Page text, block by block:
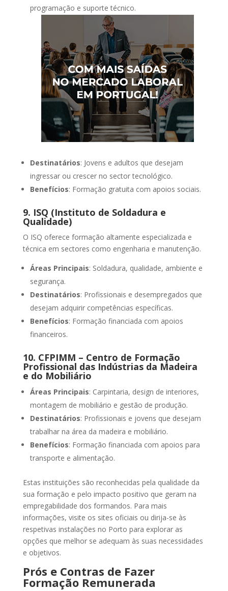
programação e suporte técnico.
Destinatários: Jovens e adultos que desejam
ingressar ou crescer no sector tecnológico.
Benefícios: Formação gratuita com apoios sociais.
9. ISQ (Instituto de Soldadura e
Qualidade)
O ISQ oferece formação altamente especializada e
técnica em sectores como engenharia e manutenção.
Áreas Principais: Soldadura, qualidade, ambiente e
segurança.
Destinatários: Profissionais e desempregados que
desejam adquirir competências específicas.
Benefícios: Formação financiada com apoios
financeiros.
10. CFPIMM – Centro de Formação
Profissional das Indústrias da Madeira
e do Mobiliário
Áreas Principais: Carpintaria, design de interiores,
montagem de mobiliário e gestão de produção.
Destinatários: Profissionais e jovens que desejam
trabalhar na área da madeira e mobiliário.
Benefícios: Formação financiada com apoios para
transporte e alimentação.
Estas instituições são reconhecidas pela qualidade da
sua formação e pelo impacto positivo que geram na
empregabilidade dos formandos. Para mais
informações, visite os sites oficiais ou dirija-se às
respetivas instalações no Porto para explorar as
opções que melhor se adequam às suas necessidades
e objetivos.
Prós e Contras de Fazer
Formação Remunerada